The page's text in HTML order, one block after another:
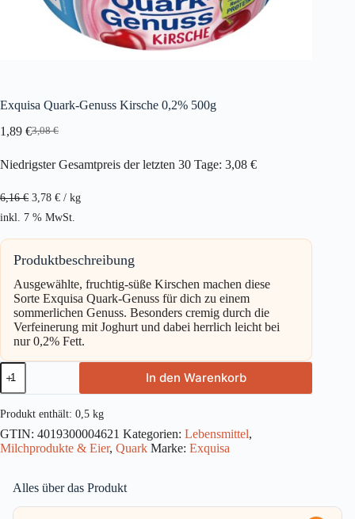
Exquisa Quark-Genuss Kirsche 0,2% 500g
3,08€
Ursprünglicher
war:
1,89 €Aktueller
ist:
Niedrigster Gesamtpreis der letzten 30 Tage: 3,08 €
6,16€ 3,78 € / kg
inkl. 7 % MwSt.
Produktbeschreibung
Ausgewählte, fruchtig-süße Kirschen machen diese
Sorte Exquisa Quark-Genuss für dich zu einem
sommerlichen Genuss. Besonders cremig durch die
Verfeinerung mit Joghurt und dabei herrlich leicht bei
nur 0,2% Fett.
Exquisa
Quark-
Genuss
Kirsche
0,2%
500g
Menge
In den Warenkorb
Produkt enthält: 0,5 kg
GTIN: 4019300004621 Kategorien: Lebensmittel,
Milchprodukte & Eier, Quark Marke: Exquisa
Alles über das Produkt